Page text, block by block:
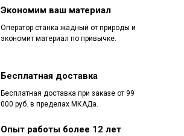
Опыт работы более 12 лет
Экономим ваш материал
Оператор станка жадный от природы и
экономит материал по привычке.
Бесплатная доставка
Бесплатная доставка при заказе от 99
000 руб. в пределах МКАДа.